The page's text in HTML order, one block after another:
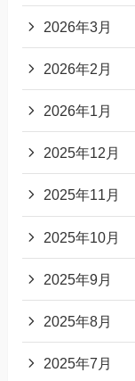
2026年3月
2026年2月
2026年1月
2025年12月
2025年11月
2025年10月
2025年9月
2025年8月
2025年7月